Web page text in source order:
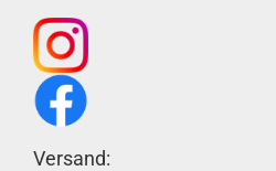
Versand: